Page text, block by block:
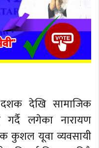
देखि सामाजिक
गर्दै लगेका नारायण
कुशल यूवा व्यवसायी